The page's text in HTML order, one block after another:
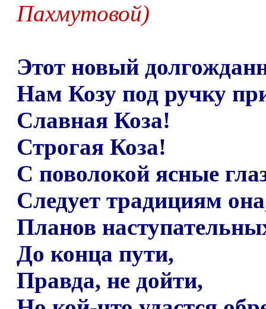
Пахмутовой)
Этот новый
Нам Козу под ручку
Славная Коза!
Строгая Коза!
С поволокой ясные
Следует традициям
Планов
До конца пути,
Правда, не дойти,